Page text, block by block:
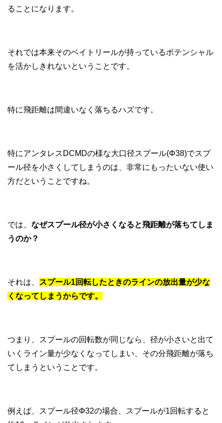
ることになります。
それでは本来そのベイトリールが持っているポテンシャル
を活かしきれないということです。
特に飛距離は間違いなく落ちるハズです。
特にアンタレスDCMDの様な大口径スプール(Φ38)でスプ
ール径を小さくしてしまうのは、非常にもったいない使い
方だということですね。
では、 なぜスプール径が小さくなると飛距離が落ちてしま
うのか？
それは、
スプール1回転したときのラインの放出量が少な
くなってしまうからです。
つまり、スプールの回転数が同じなら、径が小さいと出て
いくライン量が少なくなってしまい、その分飛距離が落ち
てしまうということです。
例えば、スプール径Φ32の場合、スプールが1回転すると